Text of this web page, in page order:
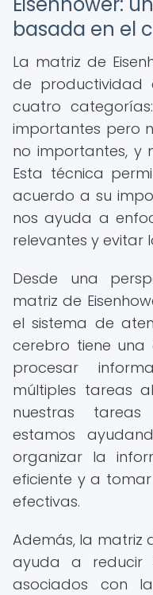
basada en el
La matriz de
de productividad
cuatro
importantes pero
no importantes, y
Esta técnica
acuerdo a su
nos ayuda a
relevantes y evitar
Desde una
matriz de
el sistema de
cerebro tiene
procesar
múltiples tareas
nuestras
estamos
organizar la
eficiente y a
efectivas.
Además, la matriz
ayuda a reducir
asociados con